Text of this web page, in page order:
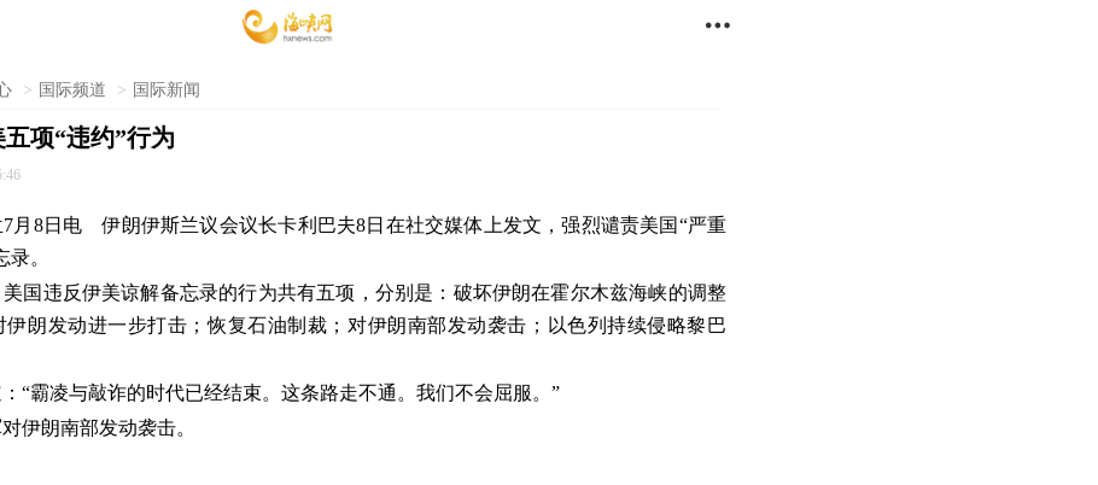

> 国际频道 > 国际新闻
项“违约”行为
7月8日电 伊朗伊斯兰议会议长卡利巴夫8日在社交媒体上发文，强烈谴责美国“严重
。
国违反伊美谅解备忘录的行为共有五项，分别是：破坏伊朗在霍尔木兹海峡的调整
伊朗发动进一步打击；恢复石油制裁；对伊朗南部发动袭击；以色列持续侵略黎巴
“霸凌与敲诈的时代已经结束。这条路走不通。我们不会屈服。”
伊朗南部发动袭击。